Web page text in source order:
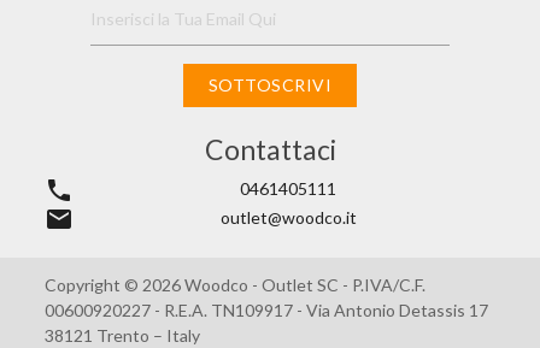
SOTTOSCRIVI
Contattaci
phone 0461405111
email outlet@woodco.it
Copyright © 2026 Woodco - Outlet SC - P.IVA/C.F.
00600920227 - R.E.A. TN109917 - Via Antonio Detassis 17
38121 Trento – Italy